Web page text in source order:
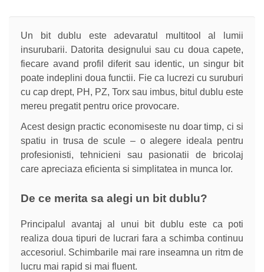
Un bit dublu este adevaratul multitool al lumii
insurubarii. Datorita designului sau cu doua capete,
fiecare avand profil diferit sau identic, un singur bit
poate indeplini doua functii. Fie ca lucrezi cu suruburi
cu cap drept, PH, PZ, Torx sau imbus, bitul dublu este
mereu pregatit pentru orice provocare.
Acest design practic economiseste nu doar timp, ci si
spatiu in trusa de scule – o alegere ideala pentru
profesionisti, tehnicieni sau pasionatii de bricolaj
care apreciaza eficienta si simplitatea in munca lor.
De ce merita sa alegi un bit dublu?
Principalul avantaj al unui bit dublu este ca poti
realiza doua tipuri de lucrari fara a schimba continuu
accesoriul. Schimbarile mai rare inseamna un ritm de
lucru mai rapid si mai fluent.